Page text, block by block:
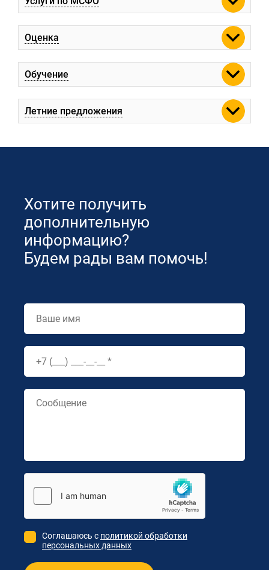
Оценка
Обучение
Летние предложения
Хотите получить
дополнительную
информацию?
Будем рады вам помочь!
Соглашаюсь с политикой обработки
персональных данных